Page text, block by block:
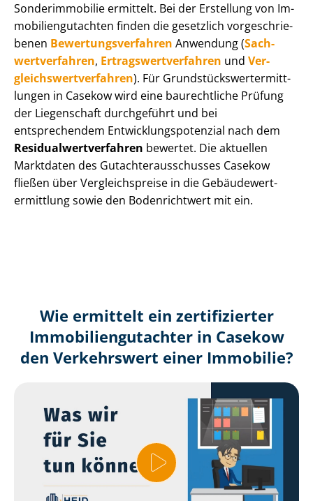
Sonderimmobilie ermittelt. Bei der Erstellung von Im­
mo­bi­li­en­gut­ach­ten finden die gesetzlich vor­ge­schrie­
be­nen Be­wer­tungs­ver­fah­ren Anwendung (Sach­
wert­ver­fah­ren, Er­trags­wert­ver­fah­ren und Ver­
gleichs­wert­ver­fah­ren). Für Grund­stücks­wert­ermitt­
lun­gen in Casekow wird eine baurechtliche Prüfung
der Liegenschaft durchgeführt und bei
entsprechendem Ent­wick­lungs­po­ten­zi­al nach dem
Re­si­du­al­wert­ver­fah­ren bewertet. Die aktuellen
Marktdaten des Gut­ach­ter­aus­schus­ses Casekow
fließen über Ver­gleichs­prei­se in die Ge­bäu­de­wert­
ermitt­lung sowie den Bodenrichtwert mit ein.
Wie ermittelt ein zertifizierter
Immobilien­gutachter in Casekow
den Verkehrswert einer Immobilie?